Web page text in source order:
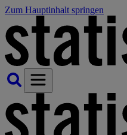
Zum Hauptinhalt springen